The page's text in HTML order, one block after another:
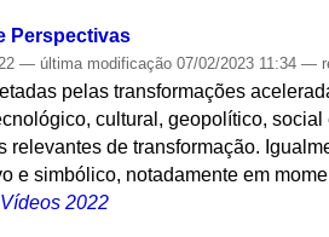
Perspectivas
— última modificação 07/02/2023 11:34—
pelas transformações
cultural, geopolítico,
relevantes de transformação.
e simbólico, notadamente em
Vídeos 2022